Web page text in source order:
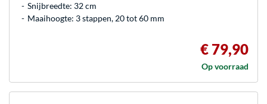
Snijbreedte: 32 cm
Maaihoogte: 3 stappen, 20 tot 60 mm
€ 79,90
Op voorraad